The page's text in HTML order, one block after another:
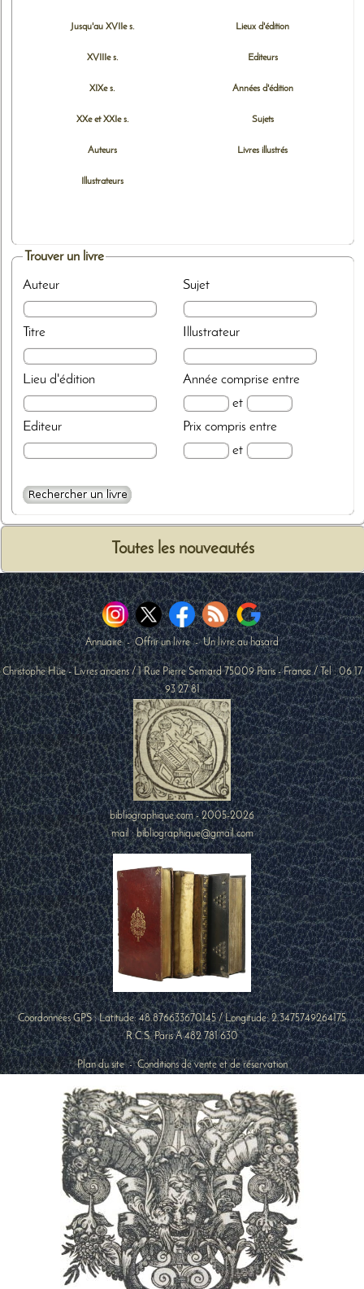
Jusqu'au XVIIe s.
XVIIIe s.
XIXe s.
XXe et XXIe s.
Auteurs
Illustrateurs
Lieux d'édition
Editeurs
Années d'édition
Sujets
Livres illustrés
Trouver un livre
Auteur
Titre
Lieu d'édition
Editeur
Sujet
Illustrateur
Annéecomprise entre
et
Prixcompris entre
et
Toutes les nouveautés
Annuaire-Offrir un livre-Un livre au hasard
Christophe Hüe - Livres anciens /1 Rue Pierre Semard 75009 Paris-France / Tel :06 17
93 27 81
bibliographique.com - 2005-2026
mail : bibliographique@gmail.com
Coordonnées GPS : Latitude:48.876633670145/ Longitude:2.3475749264175
R.C.S. Paris A 482 781 630
Plan du site-Conditions de vente et de réservation